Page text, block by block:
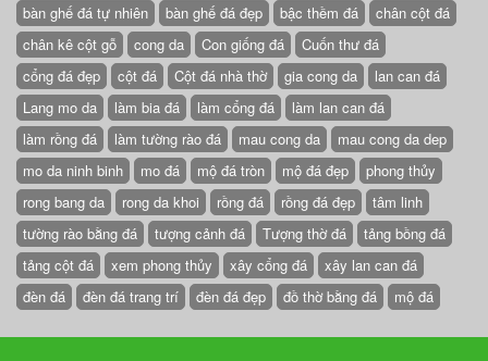
bàn ghế đá tự nhiên
bàn ghế đá đẹp bậc thềm đá
chân cột đá
chân kê cột gỗ
cong da Con giống đá
Cuốn thư đá
cổng đá đẹp
cột đá Cột đá nhà thờ gia cong da
lan can đá
Lang mo da
làm bia đá làm cổng đá
làm lan can đá
làm rồng đá
làm tường rào đá mau cong da
mau cong da dep
mo da ninh binh
mo đá mộ đá tròn mộ đá đẹp
phong thủy
rong bang da
rong da khoi rồng đá rồng đá đẹp
tâm linh
tường rào bằng đá
tượng cảnh đá Tượng thờ đá
tảng bồng đá
tảng cột đá
xem phong thủy xây cổng đá
xây lan can đá
đèn đá
đèn đá trang trí đèn đá đẹp đồ thờ bằng đá mộ đá